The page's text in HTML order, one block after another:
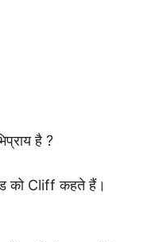
है ?
को Cliff कहते हैं।